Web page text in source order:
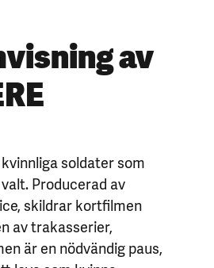
av
soldater som
Producerad av
skildrar kortfilmen
av trakasserier,
är en nödvändig paus,